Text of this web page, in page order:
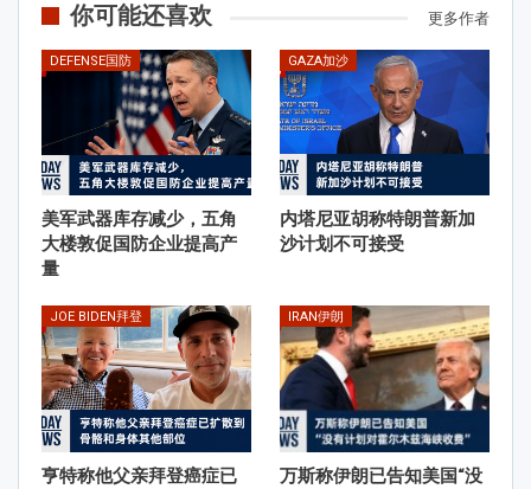
你可能还喜欢 更多作者
DEFENSE国防
美军武器库存减少，五角
大楼敦促国防企业提高产
量
GAZA加沙
内塔尼亚胡称特朗普新加
沙计划不可接受
JOE BIDEN拜登
亨特称他父亲拜登癌症已
IRAN伊朗
万斯称伊朗已告知美国“没